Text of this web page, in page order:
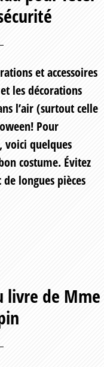
et accessoires
les décorations
l’air (surtout celle
Pour
voici quelques
costume. Évitez
longues pièces
livre de Mme